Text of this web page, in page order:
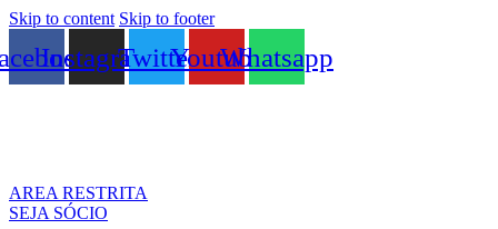
Skip to content Skip to footer
InstagramTwitterYoutubeWhatsapp
AREA RESTRITA
SEJA SÓCIO